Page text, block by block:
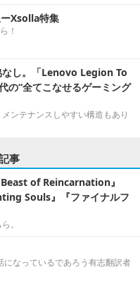
Xsolla特集
！
し。「Lenovo Legion To
“全てこなせるゲーミング
ンテナンスしやすい構造もあり
事
of Reincarnation』
Souls』『ファイナルフ
。
になっているであろう有志翻訳者